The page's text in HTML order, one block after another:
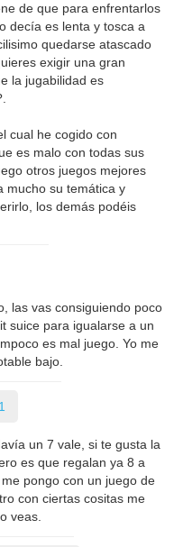
de que para enfrentarlos
decía es lenta y tosca a
quedarse atascado
exigir una gran
la jugabilidad es
cual he cogido con
es malo con todas sus
otros juegos mejores
mucho su temática y
los demás podéis
las vas consiguiendo poco
suice para igualarse a un
es mal juego. Yo me
bajo.
un 7 vale, si te gusta la
es que regalan ya 8 a
pongo con un juego de
con ciertas cositas me
veas.